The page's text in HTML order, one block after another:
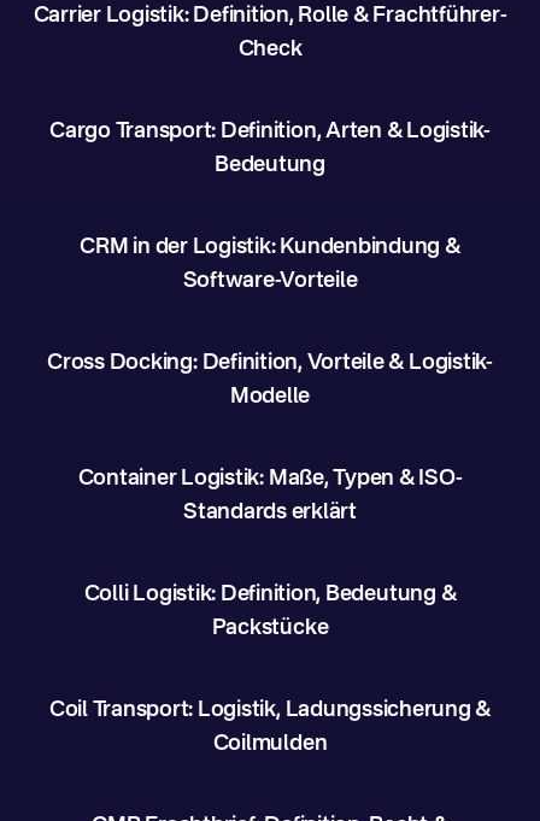
Carrier Logistik: Definition, Rolle & Frachtführer-
Check
Cargo Transport: Definition, Arten & Logistik-
Bedeutung
CRM in der Logistik: Kundenbindung &
Software-Vorteile
Cross Docking: Definition, Vorteile & Logistik-
Modelle
Container Logistik: Maße, Typen & ISO-
Standards erklärt
Colli Logistik: Definition, Bedeutung &
Packstücke
Coil Transport: Logistik, Ladungssicherung &
Coilmulden